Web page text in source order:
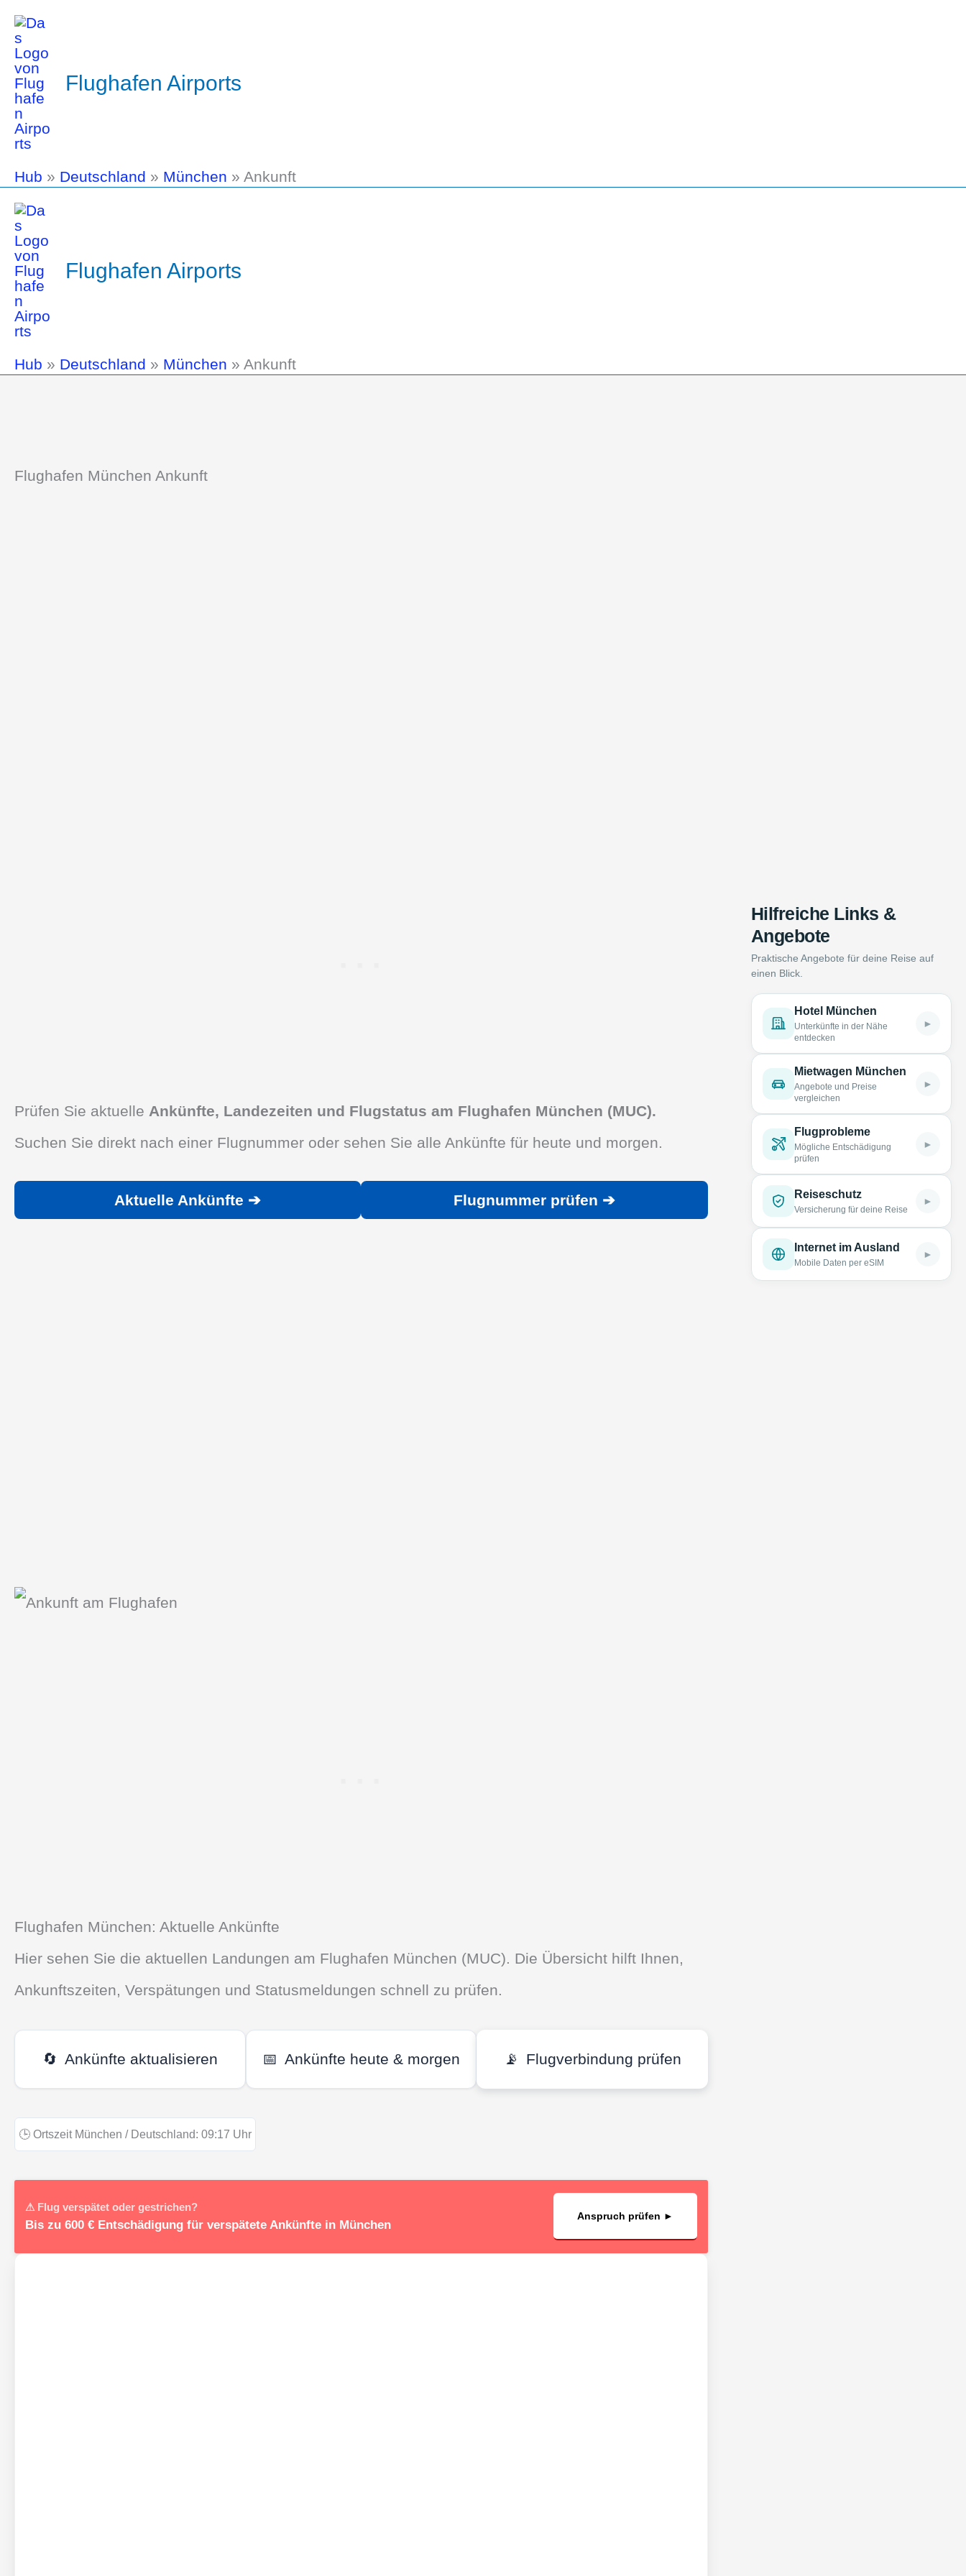
Flughafen Airports
Hub » Deutschland » München » Ankunft
Flughafen Airports
Hub » Deutschland » München » Ankunft
Flughafen München Ankunft
Prüfen Sie aktuelle Ankünfte, Landezeiten und Flugstatus am Flughafen München (MUC).
Suchen Sie direkt nach einer Flugnummer oder sehen Sie alle Ankünfte für heute und morgen.
Aktuelle Ankünfte ➔ Flugnummer prüfen ➔
Flughafen München: Aktuelle Ankünfte
Hier sehen Sie die aktuellen Landungen am Flughafen München (MUC). Die Übersicht hilft Ihnen,
Ankunftszeiten, Verspätungen und Statusmeldungen schnell zu prüfen.
🔄 Ankünfte aktualisieren 📅 Ankünfte heute & morgen 📡 Flugverbindung prüfen
🕒 Ortszeit München / Deutschland: 09:17 Uhr
⚠ Flug verspätet oder gestrichen?
Bis zu 600 € Entschädigung für verspätete Ankünfte in München
Anspruch prüfen ►
Hilfreiche Links &
Angebote
Praktische Angebote für deine Reise auf
einen Blick.
Hotel München
Unterkünfte in der Nähe
entdecken
►
Mietwagen München
Angebote und Preise
vergleichen
►
Flugprobleme
Mögliche Entschädigung
prüfen
►
Reiseschutz
Versicherung für deine Reise
►
Internet im Ausland
Mobile Daten per eSIM
►